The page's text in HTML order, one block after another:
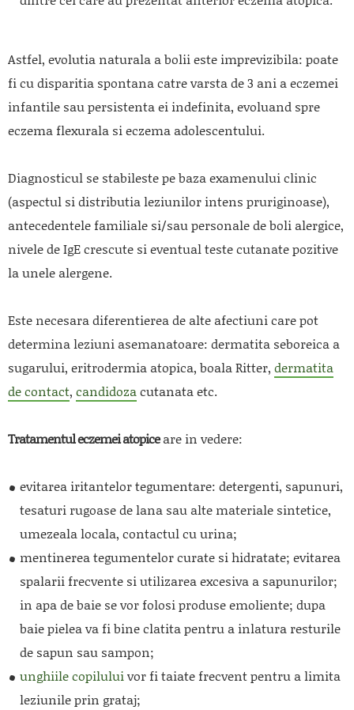
Astfel, evolutia naturala a bolii este imprevizibila: poate
fi cu disparitia spontana catre varsta de 3 ani a eczemei
infantile sau persistenta ei indefinita, evoluand spre
eczema flexurala si eczema adolescentului.
Diagnosticul se stabileste pe baza examenului clinic
(aspectul si distributia leziunilor intens pruriginoase),
antecedentele familiale si/sau personale de boli alergice,
nivele de IgE crescute si eventual teste cutanate pozitive
la unele alergene.
Este necesara diferentierea de alte afectiuni care pot
determina leziuni asemanatoare: dermatita seboreica a
sugarului, eritrodermia atopica, boala Ritter, dermatita
de contact, candidozacutanata etc.
Tratamentul eczemei atopiceare in vedere:
evitarea iritantelor tegumentare: detergenti, sapunuri,
tesaturi rugoase de lana sau alte materiale sintetice,
umezeala locala, contactul cu urina;
mentinerea tegumentelor curate si hidratate; evitarea
spalarii frecvente si utilizarea excesiva a sapunurilor;
in apa de baie se vor folosi produse emoliente; dupa
baie pielea va fi bine clatita pentru a inlatura resturile
de sapun sau sampon;
unghiile copiluluivor fi taiate frecvent pentru a limita
leziunile prin grataj;